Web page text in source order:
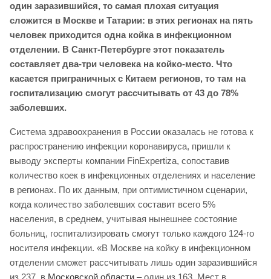
один заразившийся, то самая плохая ситуация
сложится в Москве и Татарии: в этих регионах на пять
человек приходится одна койка в инфекционном
отделении. В Санкт-Петербурге этот показатель
составляет два-три человека на койко-место. Что
касается приграничных с Китаем регионов, то там на
госпитализацию смогут рассчитывать от 43 до 78%
заболевших.
Система здравоохранения в России оказалась не готова к
распространению инфекции коронавируса, пришли к
выводу эксперты компании FinExpertiza, сопоставив
количество коек в инфекционных отделениях и население
в регионах. По их данным, при оптимистичном сценарии,
когда количество заболевших составит всего 5%
населения, в среднем, учитывая нынешнее состояние
больниц, госпитализировать смогут только каждого 124-го
носителя инфекции. «В Москве на койку в инфекционном
отделении сможет рассчитывать лишь один заразившийся